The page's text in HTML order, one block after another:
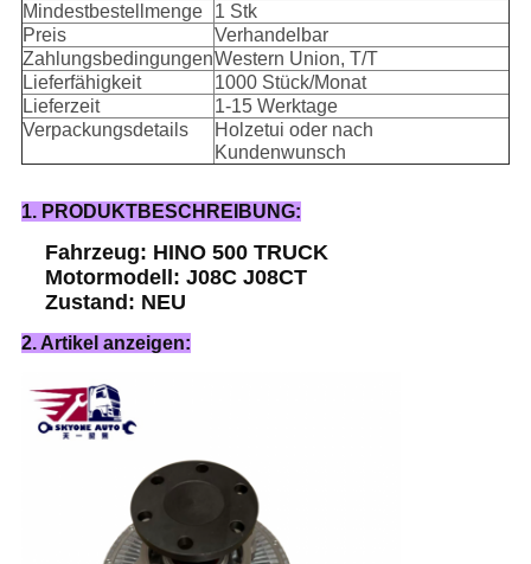
Mindestbestellmenge
1 Stk
Preis
Verhandelbar
ZahlungsbedingungenWestern Union, T/T
Lieferfähigkeit
1000 Stück/Monat
Lieferzeit
1-15 Werktage
Verpackungsdetails
Holzetui oder nach
Kundenwunsch
1. PRODUKTBESCHREIBUNG:
Fahrzeug: HINO 500 TRUCK
Motormodell: J08C J08CT
Zustand: NEU
2. Artikel anzeigen: